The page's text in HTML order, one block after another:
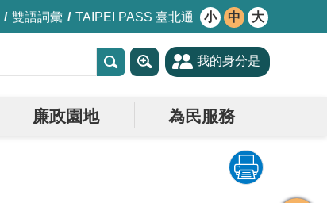
雙語詞彙 TAIPEI PASS 臺北通 小 中 大
我的身分是
廉政園地 為民服務